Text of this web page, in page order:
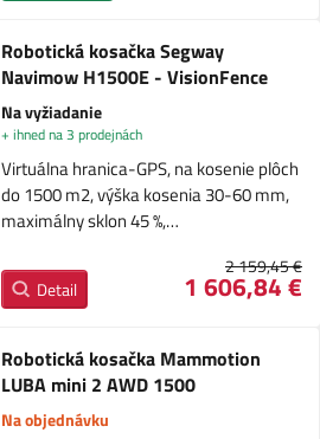
Robotická kosačka Segway
Navimow H1500E - VisionFence
Na vyžiadanie
+ ihned na 3 prodejnách
Virtuálna hranica-GPS, na kosenie plôch
do 1500 m2, výška kosenia 30-60 mm,
maximálny sklon 45 %,…
2 159,45 €
1 606,84 €
Detail
Robotická kosačka Mammotion
LUBA mini 2 AWD 1500
Na objednávku